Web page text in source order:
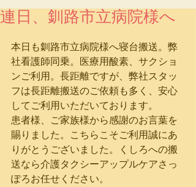
連日、釧路市立病院様へ
本日も釧路市立病院様へ寝台搬送。弊
社看護師同乗。医療用酸素、サクショ
ンご利用。長距離ですが、弊社スタッ
フは長距離搬送のご依頼も多く、安心
してご利用いただいております。
患者様、ご家族様から感謝のお言葉を
賜りました。こちらこそご利用誠にあ
りがとうございました。くしろへの搬
送なら介護タクシーアップルケアさっ
ぽろお任せください。